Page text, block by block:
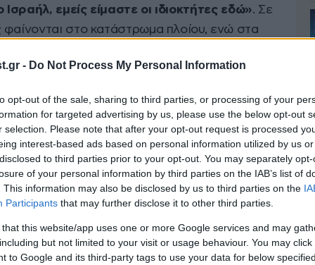
- Do Not Process My Personal Information
opt-out of the sale, sharing to third parties, or processing of your
for targeted advertising by us, please use the below opt-out
selection. Please note that after your opt-out request is processed
interest-based ads based on personal information utilized by us
to third parties prior to your opt-out. You may separately
of your personal information by third parties on the IAB’s list of
This information may also be disclosed by us to third parties on the
Participants that may further disclose it to other third parties.
that this website/app uses one or more Google services and may
but not limited to your visit or usage behaviour. You may
to Google and its third-party tags to use your data for below
εμείς είμαστε οι ιδιοκτήτες εδώ». Σε
στο κατάστρωμα πλοίου, ενώ στα
της χώρας.
ככה אנחנו מקבלים את תומכי
Welcome to Israel 🇮🇱
pic.twitter.com/7Hf8cAg7fC